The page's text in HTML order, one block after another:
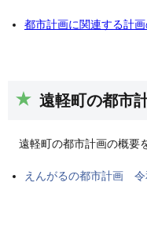
都市計画に関連する計
遠軽町の都市
遠軽町の都市計画の概要
えんがるの都市計画 令